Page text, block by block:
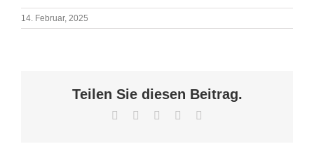
14. Februar, 2025
Teilen Sie diesen Beitrag.
Facebook WhatsApp
Pinterest